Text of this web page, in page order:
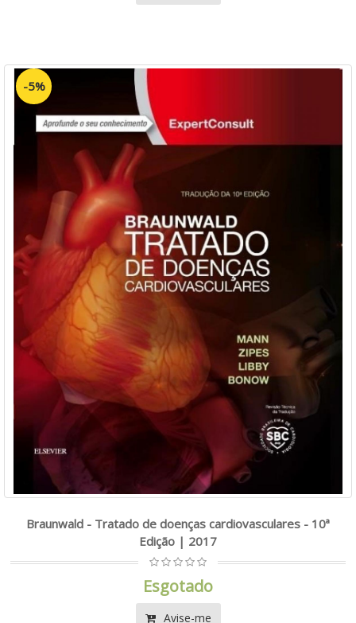
-5%
Braunwald - Tratado de doenças cardiovasculares - 10ª
Edição | 2017
Esgotado
Avise-me